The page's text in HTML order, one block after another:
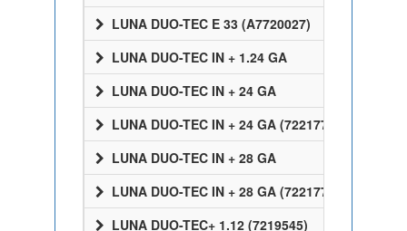
LUNA DUO-TEC E 33 (A7720027)
LUNA DUO-TEC IN + 1.24 GA
LUNA DUO-TEC IN + 24 GA
LUNA DUO-TEC IN + 24 GA (7221770)
LUNA DUO-TEC IN + 28 GA
LUNA DUO-TEC IN + 28 GA (7221772)
LUNA DUO-TEC+ 1.12 (7219545)